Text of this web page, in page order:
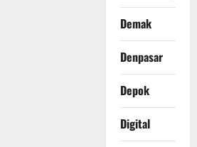
Demak
Denpasar
Depok
Digital